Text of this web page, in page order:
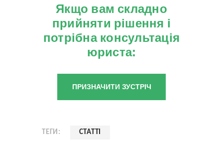
Якщо вам складно
прийняти рішення і
потрібна консультація
юриста:
ПРИЗНАЧИТИ ЗУСТРІЧ
ТЕГИ: СТАТТІ